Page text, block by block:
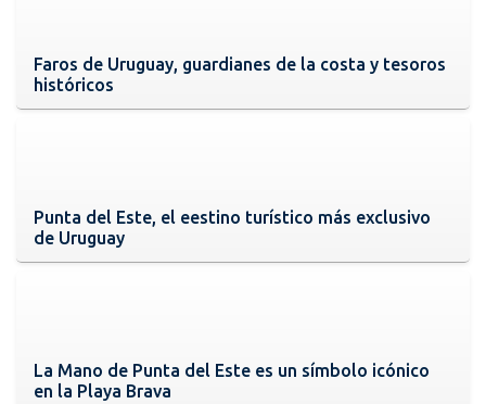
Faros de Uruguay, guardianes de la costa y tesoros
históricos
Punta del Este, el eestino turístico más exclusivo
de Uruguay
La Mano de Punta del Este es un símbolo icónico
en la Playa Brava